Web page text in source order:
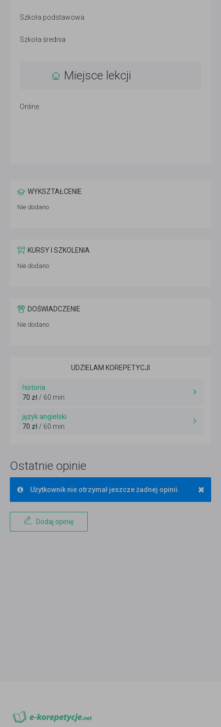
Szkoła podstawowa
Szkoła średnia
Miejsce lekcji
Online
WYKSZTAŁCENIE
Nie dodano
KURSY I SZKOLENIA
Nie dodano
DOŚWIADCZENIE
Nie dodano
UDZIELAM KOREPETYCJI
historia
70 zł/ 60 min
język angielski
70 zł/ 60 min
Ostatnie opinie
×
Użytkownik nie otrzymał jeszcze żadnej opinii.
Dodaj opinię